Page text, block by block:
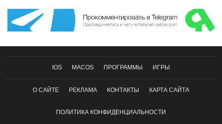
IOS MACOS ПРОГРАММЫ ИГРЫ
О САЙТЕ РЕКЛАМА КОНТАКТЫ КАРТА САЙТА
ПОЛИТИКА КОНФИДЕНЦИАЛЬНОСТИ